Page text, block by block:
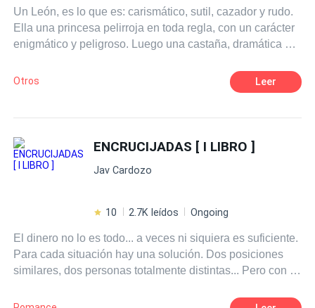
Un León, es lo que es: carismático, sutil, cazador y rudo.
Ella una princesa pelirroja en toda regla, con un carácter
enigmático y peligroso. Luego una castaña, dramática en
rubia a la que no puedes ignorar, su suave espíritu es
fuerza en crecimiento. Un cóctel que se enciende las
Otros Leer
ENCRUCIJADAS [ I LIBRO ]
Jav Cardozo
10 2.7K leídos Ongoing
El dinero no lo es todo... a veces ni siquiera es suficiente.
Para cada situación hay una solución. Dos posiciones
similares, dos personas totalmente distintas... Pero con el